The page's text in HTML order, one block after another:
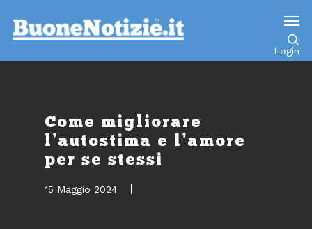
Login
Come migliorare
l’autostima e l’amore
per se stessi
15 Maggio 2024
Go to mobile version